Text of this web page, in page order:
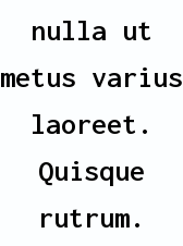
nulla ut
metus varius
laoreet.
Quisque
rutrum.